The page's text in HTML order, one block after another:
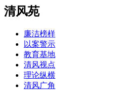
清风苑
廉洁榜样
以案警示
教育基地
清风视点
理论纵横
清风广角